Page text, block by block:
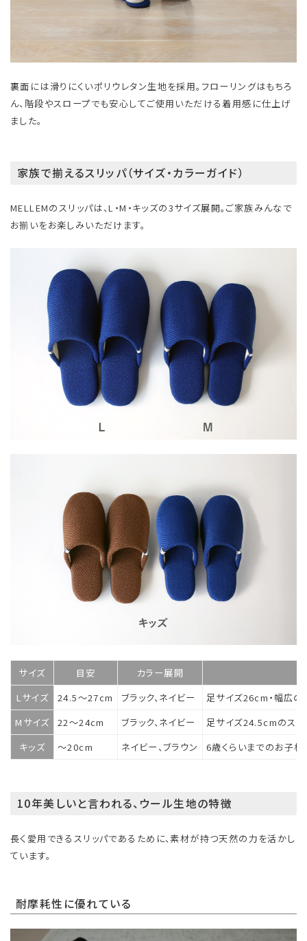
裏面には滑りにくいポリウレタン生地を採用。フローリングはもちろ
ん、階段やスロープでも安心してご使用いただける着用感に仕上げ
ました。
家族で揃えるスリッパ（サイズ・カラーガイド）
MELLEMのスリッパは、L・M・キッズの3サイズ展開。ご家族みんなで
お揃いをお楽しみいただけます。
サイズ 目安
カラー展開
Lサイズ
24.5～27cm ブラック、ネイビー
足サイズ26cm・幅広の
Mサイズ
22～24cm ブラック、ネイビー
足サイズ24.5cmのスタ
キッズ
〜20cm ネイビー、ブラウン 6歳くらいまでのお子様
10年美しいと言われる、ウール生地の特徴
長く愛用できるスリッパであるために、素材が持つ天然の力を活かし
ています。
耐摩耗性に優れている